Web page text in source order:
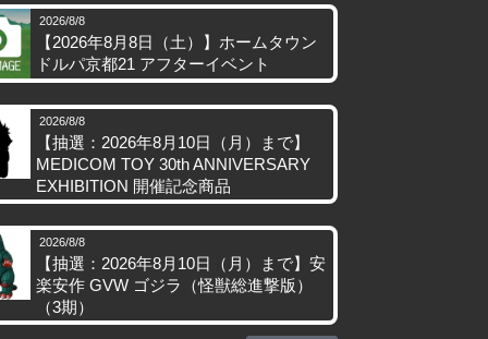
2026/8/8
【2026年8月8日（土）】ホームタウン
ドルパ京都21 アフターイベント
2026/8/8
【抽選：2026年8月10日（月）まで】
MEDICOM TOY 30th ANNIVERSARY
EXHIBITION 開催記念商品
2026/8/8
【抽選：2026年8月10日（月）まで】安
楽安作 GVW ゴジラ（怪獣総進撃版）
（3期）